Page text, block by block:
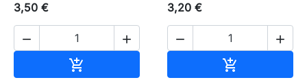
3,50 €
 

3,20 €
 
